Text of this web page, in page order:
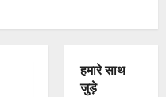
हमारे साथ
जुड़े